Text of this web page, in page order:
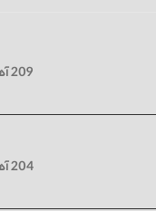
209 آهنگ
204 آهنگ